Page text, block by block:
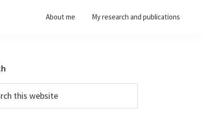
About me My research and publications